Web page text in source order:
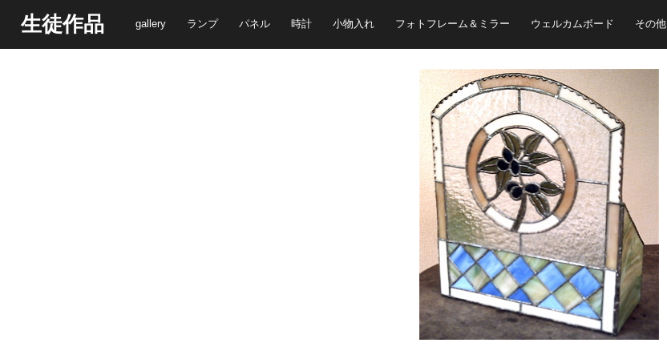
生徒作品 gallery ランプ パネル 時計 小物入れ フォトフレーム＆ミラー ウェルカムボード その他